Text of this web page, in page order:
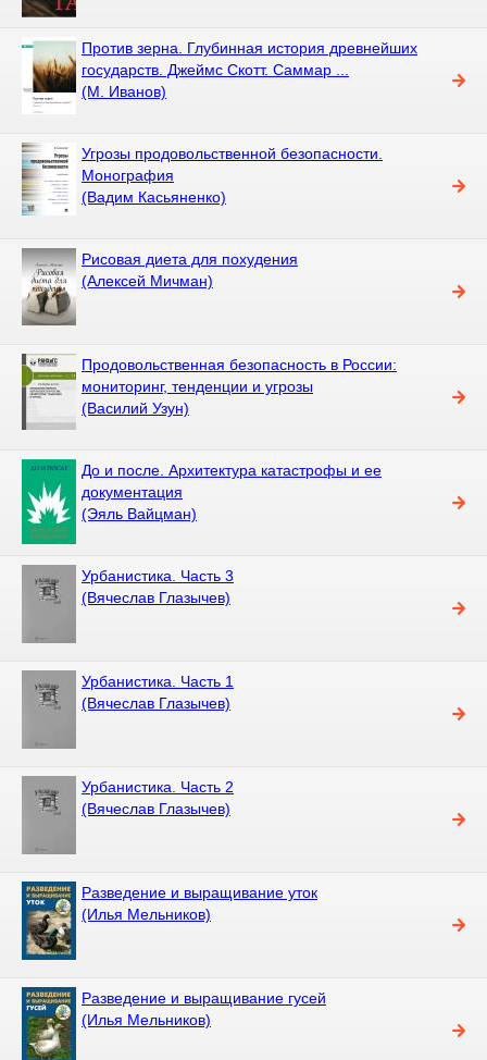
Против зерна. Глубинная история древнейших
государств. Джеймс Скотт. Саммар ...
(М. Иванов)
Угрозы продовольственной безопасности.
Монография
(Вадим Касьяненко)
Рисовая диета для похудения
(Алексей Мичман)
Продовольственная безопасность в России:
мониторинг, тенденции и угрозы
(Василий Узун)
До и после. Архитектура катастрофы и ее
документация
(Эяль Вайцман)
Урбанистика. Часть 3
(Вячеслав Глазычев)
Урбанистика. Часть 1
(Вячеслав Глазычев)
Урбанистика. Часть 2
(Вячеслав Глазычев)
Разведение и выращивание уток
(Илья Мельников)
Разведение и выращивание гусей
(Илья Мельников)